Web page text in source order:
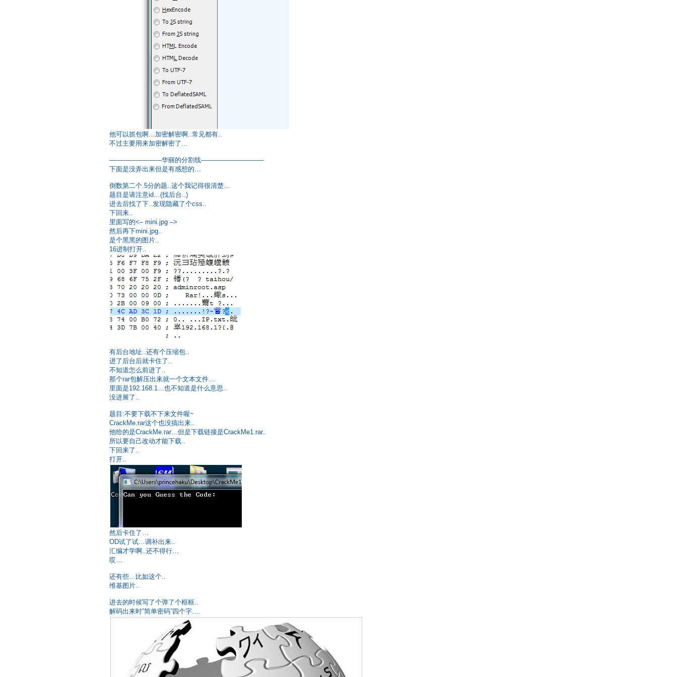
他可以抓包啊…加密解密啊..常见都有..
不过主要用来加密解密了…
————————华丽的分割线—————————–
下面是没弄出来但是有感想的…
倒数第二个.5分的题..这个我记得很清楚…
题目是请注意id…(找后台..)
进去后找了下..发现隐藏了个css..
下回来..
里面写的<– mini.jpg –>
然后再下mini.jpg..
是个黑黑的图片..
16进制打开..
有后台地址..还有个压缩包..
进了后台后就卡住了..
不知道怎么前进了..
那个rar包解压出来就一个文本文件…
里面是192.168.1…也不知道是什么意思..
没进展了..
题目:不要下载不下来文件喔~
CrackMe.rar这个也没搞出来..
他给的是CrackMe.rar…但是下载链接是CrackMe1.rar..
所以要自己改动才能下载..
下回来了..
打开..
然后卡住了…
OD试了试…调补出来..
汇编才学啊..还不得行…
哎…
还有些…比如这个..
维基图片..
进去的时候写了个弹了个框框..
解码出来时”简单密码”四个字….